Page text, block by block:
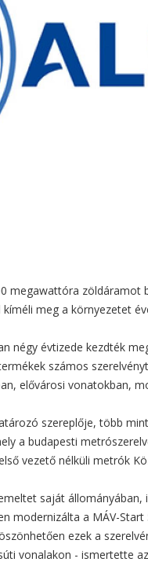
megawattóra zöldáramot
meg a környezetet
négy évtizede kezdték
számos
elővárosi vonatokban,
szereplője, több
a budapesti
vezető nélküli metrók
saját
modernizálta a MÁV-
ezek a
vonalakon - ismertette